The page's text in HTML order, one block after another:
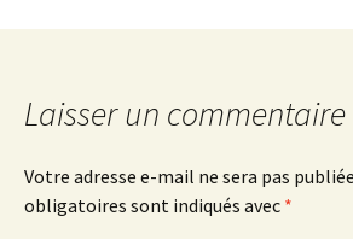
Laisser un commentaire
Votre adresse e-mail ne sera pas
obligatoires sont indiqués avec *